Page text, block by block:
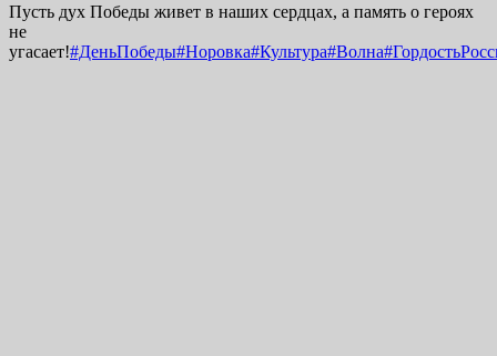
Пусть дух Победы живет в наших сердцах, а память о героях
не
угасает!#ДеньПобеды#Норовка#Культура#Волна